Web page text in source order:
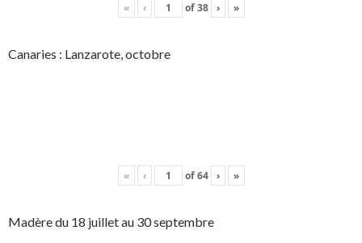
« ‹ of38 › »
Canaries : Lanzarote, octobre
« ‹ of64 › »
Madère du 18 juillet au 30 septembre